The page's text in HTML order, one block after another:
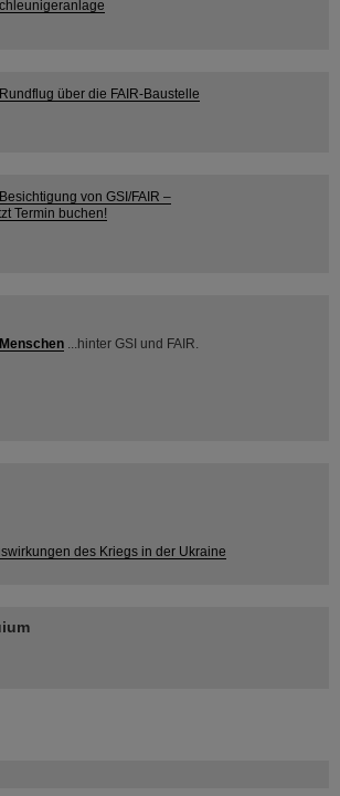
Rundflug über die FAIR-Baustelle
Besichtigung von GSI/FAIR –
Termin buchen!
Menschen ...hinter GSI und FAIR.
des Kriegs in der Ukraine